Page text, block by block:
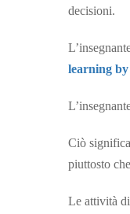
decisioni.
learning
Ciò
piuttosto
Le attività di